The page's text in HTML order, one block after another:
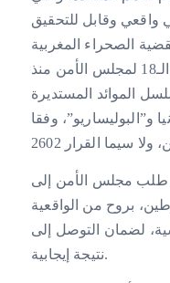
وقابل للتحقيق
الصحراء المغربية
تماشيا مع توصيات القرارات الـ18 لمجلس الأمن منذ
الموائد المستديرة
و”البوليساريو”، وفقا
طلب مجلس الأمن إلى
بروح من الواقعية
لضمان التوصل إلى
نتيجة إيجابية.